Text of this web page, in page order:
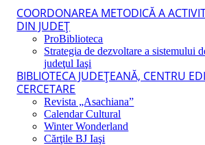
COORDONAREA METODICĂ A
DIN JUDEŢ
ProBiblioteca
Strategia de dezvoltare a sistemului
judeţul Iaşi
BIBLIOTECA JUDEŢEANĂ, CENTRU
CERCETARE
Revista „Asachiana”
Calendar Cultural
Winter Wonderland
Cărţile BJ Iaşi